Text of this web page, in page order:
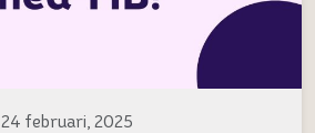
24 februari, 2025